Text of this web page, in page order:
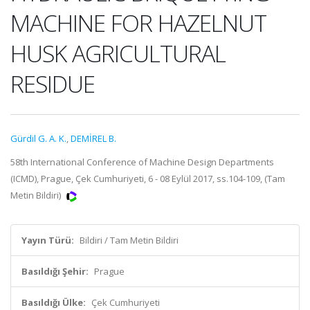
MACHINE FOR HAZELNUT
HUSK AGRICULTURAL
RESIDUE
Gürdil G. A. K.,DEMİREL B.
58th International Conference of Machine Design Departments
(ICMD), Prague, Çek Cumhuriyeti, 6 - 08 Eylül 2017, ss.104-109, (Tam
Metin Bildiri)
Yayın Türü: Bildiri / Tam Metin Bildiri
Basıldığı Şehir: Prague
Basıldığı Ülke: Çek Cumhuriyeti